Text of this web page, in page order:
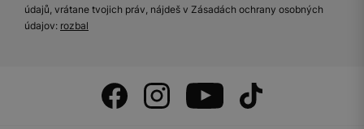
údajů, vrátane tvojich práv, nájdeš v Zásadách ochrany osobných
údajov: rozbal